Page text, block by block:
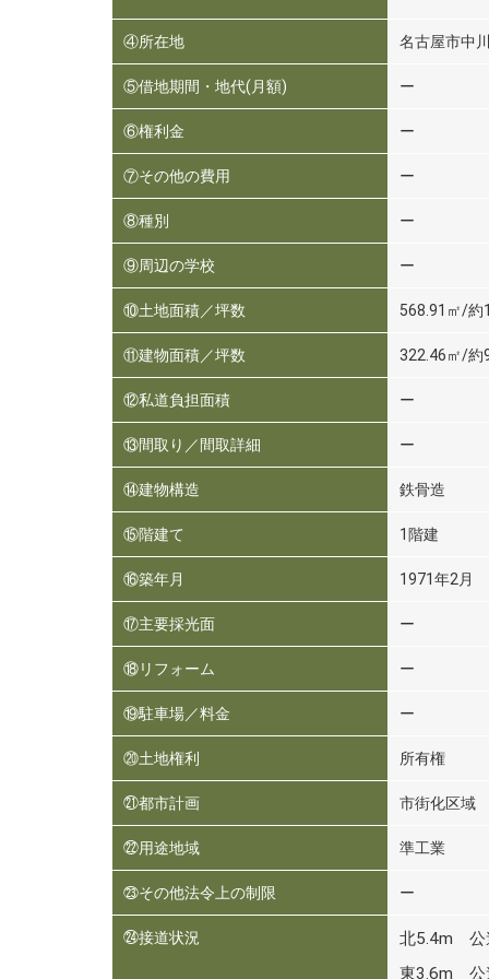
④所在地 名古屋市中
⑤借地期間・地代(月額) ー
⑥権利金 ー
⑦その他の費用 ー
⑧種別 ー
⑨周辺の学校 ー
⑩土地面積／坪数 568.91㎡/約
⑪建物面積／坪数 322.46㎡/約
⑫私道負担面積 ー
⑬間取り／間取詳細 ー
⑭建物構造 鉄骨造
⑮階建て 1階建
⑯築年月 1971年2月
⑰主要採光面 ー
⑱リフォーム ー
⑲駐車場／料金 ー
⑳土地権利 所有権
㉑都市計画 市街化区域
㉒用途地域 準工業
㉓その他法令上の制限 ー
㉔接道状況
北5.4m 公
東3.6m